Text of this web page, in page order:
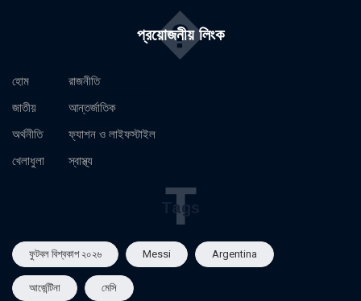
প্রয়োজনীয় লিংক
�
হোম
জাতীয়
অর্থনীতি
খেলাধুলা
রাজনীতি
আন্তর্জাতিক
ফ্যাশন ও লাইফস্টাইল
স্বাস্থ্য
Tags
T
ফুটবল বিশ্বকাপ ২০২৬ Messi Argentina
আর্জেন্টিনা মেসি